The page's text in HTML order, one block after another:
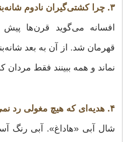
۳. چرا کشتی‌گیران نادوم شانه‌بند باز می‌پوشند؟
افسانه می‌گوید قرن‌ها
قهرمان شد. از آن به بعد
نماند و همه ببینند فقط
۴. هدیه‌ای که هیچ مغولی رد نمی‌کند چیست؟
شال آبی «هاداغ». آبی رنگ